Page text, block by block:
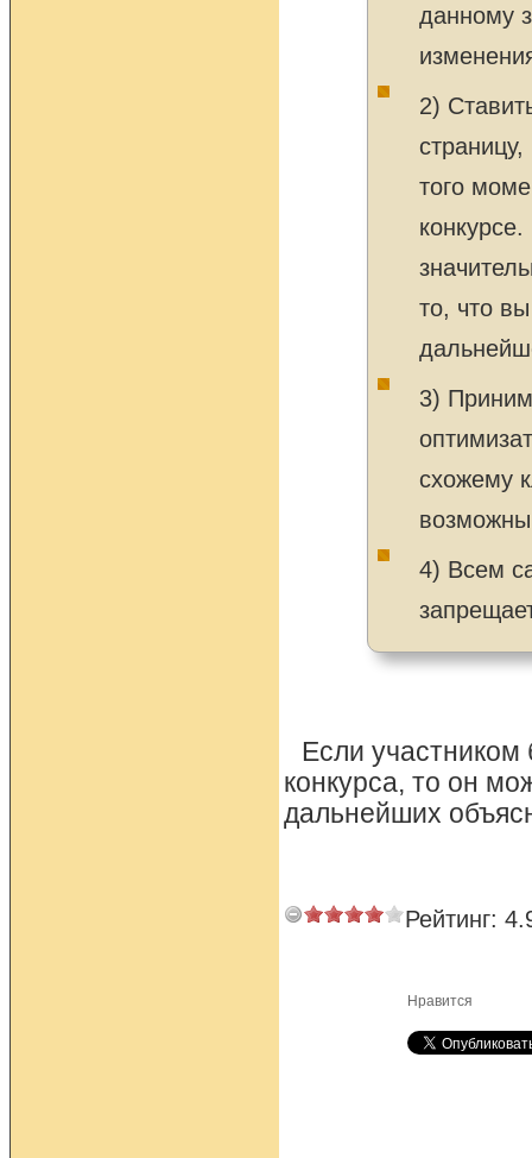
данному
2)
того
то, что
3)
схожему
4) Всем
Если
конкурса, то он
дальнейших
Рейтинг:
Нравится